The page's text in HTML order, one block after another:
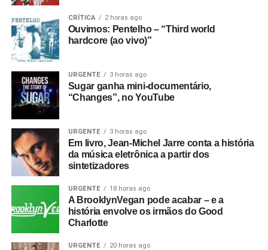
CRÍTICA 2 horas ago
Ouvimos: Pentelho – “Third world
hardcore (ao vivo)”
URGENTE 3 horas ago
Sugar ganha mini-documentário,
“Changes”, no YouTube
URGENTE 3 horas ago
Em livro, Jean-Michel Jarre conta a história
da música eletrônica a partir dos
sintetizadores
URGENTE 18 horas ago
A BrooklynVegan pode acabar – e a
história envolve os irmãos do Good
Charlotte
URGENTE 20 horas ago